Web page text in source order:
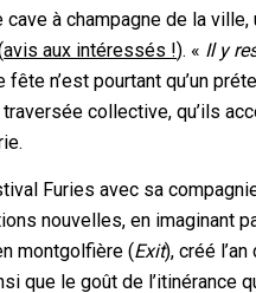
à champagne de la
avis aux intéressés !). « Il y
n’est pourtant qu’un
collective, qu’ils
Furies avec sa
nouvelles, en imaginant
montgolfière (Exit), créé
que le goût de l’itinérance